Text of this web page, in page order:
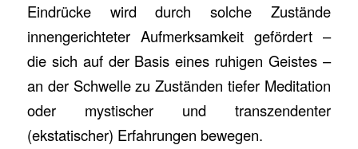
Eindrücke wird durch solche Zustände
innengerichteter Aufmerksamkeit gefördert –
die sich auf der Basis eines ruhigen Geistes –
an der Schwelle zu Zuständen tiefer Meditation
oder mystischer und transzendenter
(ekstatischer) Erfahrungen bewegen.